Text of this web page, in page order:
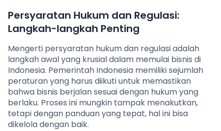
Persyaratan Hukum dan Regulasi:
Langkah-langkah Penting
Mengerti persyaratan hukum dan regulasi adalah
langkah awal yang krusial dalam memulai bisnis di
Indonesia. Pemerintah Indonesia memiliki sejumlah
peraturan yang harus diikuti untuk memastikan
bahwa bisnis berjalan sesuai dengan hukum yang
berlaku. Proses ini mungkin tampak menakutkan,
tetapi dengan panduan yang tepat, hal ini bisa
dikelola dengan baik.